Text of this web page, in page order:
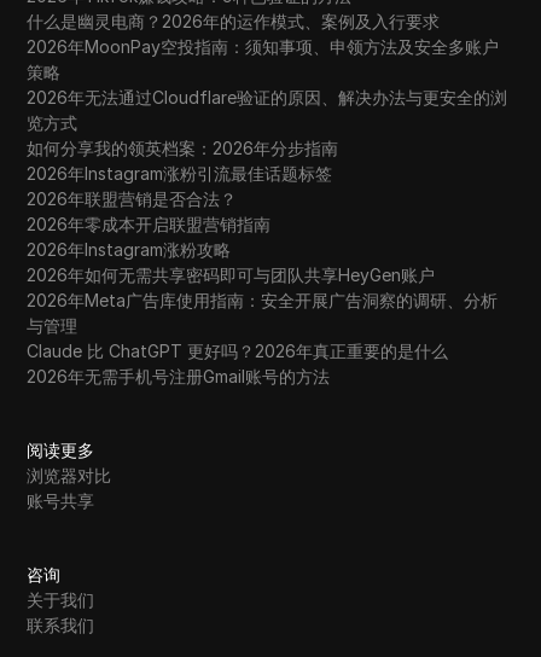
什么是幽灵电商？2026年的运作模式、案例及入行要求
2026年MoonPay空投指南：须知事项、申领方法及安全多账户
策略
2026年无法通过Cloudflare验证的原因、解决办法与更安全的浏
览方式
如何分享我的领英档案：2026年分步指南
2026年Instagram涨粉引流最佳话题标签
2026年联盟营销是否合法？
2026年零成本开启联盟营销指南
2026年Instagram涨粉攻略
2026年如何无需共享密码即可与团队共享HeyGen账户
2026年Meta广告库使用指南：安全开展广告洞察的调研、分析
与管理
Claude 比 ChatGPT 更好吗？2026年真正重要的是什么
2026年无需手机号注册Gmail账号的方法
阅读更多
浏览器对比
账号共享
咨询
关于我们
联系我们